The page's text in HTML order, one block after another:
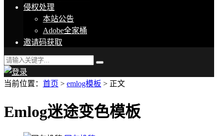
侵权处理
本站公告
Adobe全家桶
邀请码获取
当前位置： 首页 > emlog模板 > 正文
Emlog迷途变色模板